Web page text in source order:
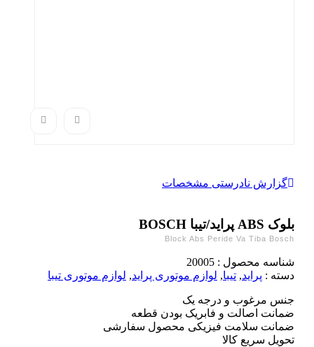
گزارش نادرستی مشخصات
بلوک ABS پراید/تیبا BOSCH
Block Abs Peride Va Tiba Bosch
شناسه محصول : 20005
دسته : پراید, تیبا, لوازم موتوری پراید, لوازم موتوری تیبا
جنس مرغوب و درجه یک
ضمانت اصالت و فابریک بودن قطعه
ضمانت سلامت فیزیکی محصول سفارشی
تحویل سریع کالا